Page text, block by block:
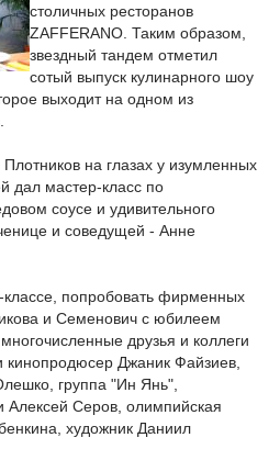
столичных ресторанов
ZAFFERANO. Таким образом,
звездный тандем отметил
сотый выпуск кулинарного шоу
выходит на одном из
на глазах у изумленных
дал мастер-класс по
соусе и удивительного
и соведущей - Анне
классе, попробовать фирменных
и Семенович с юбилеем
друзья и коллеги
кинопродюсер Джаник Файзиев,
группа "Ин Янь",
Алексей Серов, олимпийская
художник Даниил